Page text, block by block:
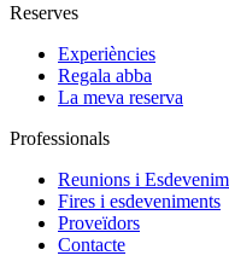
Reserves
Experiències
Regala abba
La meva reserva
Professionals
Reunions i
Fires i esdeveniments
Proveïdors
Contacte